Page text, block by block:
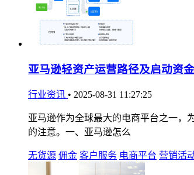
亚马逊轻资产运营路径及启动资
行业资讯 • 2025-08-31 11:27:25
亚马逊作为全球最大的电商平台之一，
的注意。一、亚马逊怎么
无货源 佣金 客户服务 电商平台 营销活